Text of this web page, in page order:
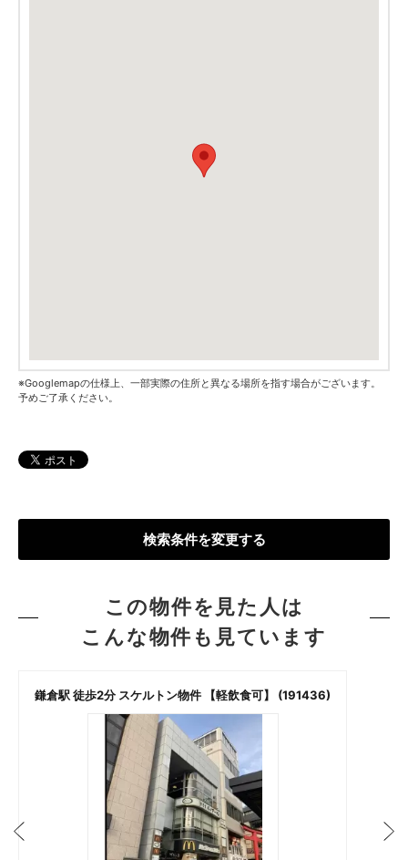
※Googlemapの仕様上、一部実際の住所と異なる場所を指す場合がございます。
予めご了承ください。
検索条件を変更する
この物件を見た人は
こんな物件も見ています
鎌倉駅 徒歩2分 スケルトン物件 【軽飲食可】 (191436)